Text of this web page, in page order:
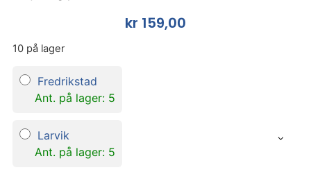
kr 159,00
10 på lager
Fredrikstad
Ant. på lager: 5
Larvik
Ant. på lager: 5